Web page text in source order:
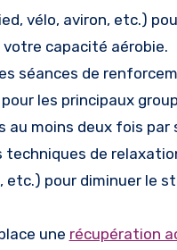
vélo, aviron, etc.)
votre capacité aérobie.
séances de
les principaux
au moins deux fois par
techniques de
etc.) pour diminuer le
une récupération